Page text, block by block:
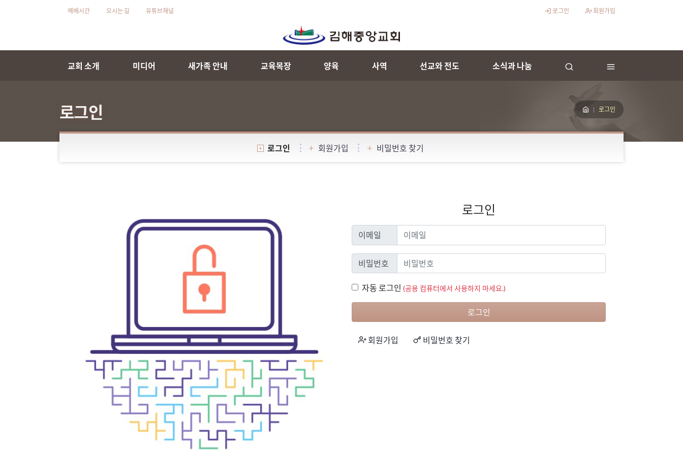
예배시간 오시는 길 유튜브채널 로그인 회원가입
교회 소개 미디어 새가족 안내 교육목장 양육 사역 선교와 전도 소식과 나눔
로그인 로그인
로그인 회원가입 비밀번호 찾기
로그인
이메일
이메일
비밀번호
비밀번호
자동 로그인
자동 로그인 (공용 컴퓨터에서 사용하지 마세요.)
로그인
회원가입 비밀번호 찾기